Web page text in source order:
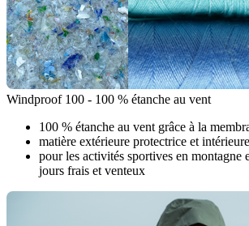
Windproof 100 - 100 % étanche au vent
100 % étanche au vent grâce à la
matière extérieure protectrice et
pour les activités sportives en montagne
jours frais et venteux